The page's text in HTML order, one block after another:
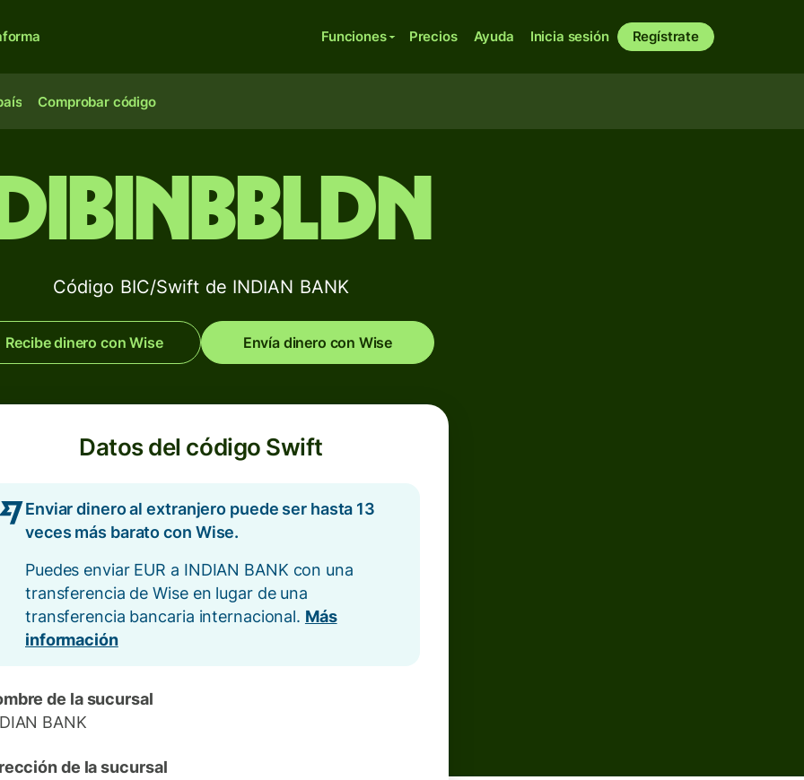
Funciones Precios Ayuda Inicia sesión Regístrate
Comprobar código
IDIBINBBLDN
Código BIC/Swift de INDIAN BANK
Recibe dinero con Wise Envía dinero con Wise
Datos del código Swift
Enviar dinero al extranjero puede ser hasta 13
veces más barato con Wise.
Puedes enviar EUR a INDIAN BANK con una
transferencia de Wise en lugar de una
transferencia bancaria internacional. Más
información
de la sucursal
BANK
de la sucursal